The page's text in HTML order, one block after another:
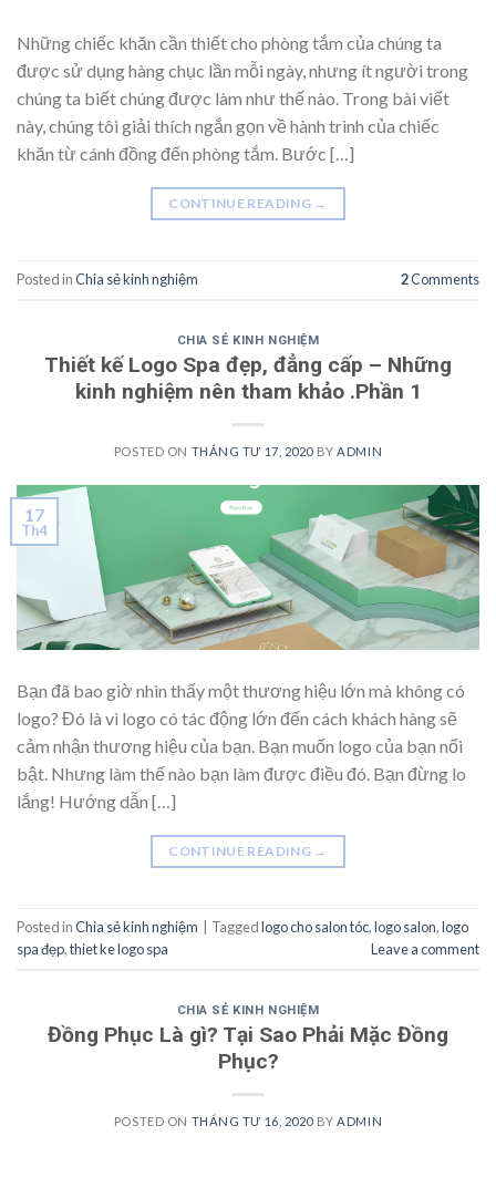
Những chiếc khăn cần thiết cho phòng tắm của chúng ta
được sử dụng hàng chục lần mỗi ngày, nhưng ít người trong
chúng ta biết chúng được làm như thế nào. Trong bài viết
này, chúng tôi giải thích ngắn gọn về hành trình của chiếc
khăn từ cánh đồng đến phòng tắm. Bước […]
CONTINUE READING →
Posted inChia sẻ kinh nghiệm 2Comments
CHIA SẺ KINH NGHIỆM
Thiết kế Logo Spa đẹp, đẳng cấp – Những
kinh nghiệm nên tham khảo .Phần 1
POSTED ON THÁNG TƯ 17, 2020 BYADMIN
17
Th4
Bạn đã bao giờ nhìn thấy một thương hiệu lớn mà không có
logo? Đó là vì logo có tác động lớn đến cách khách hàng sẽ
cảm nhận thương hiệu của bạn. Bạn muốn logo của bạn nổi
bật. Nhưng làm thế nào bạn làm được điều đó. Bạn đừng lo
lắng! Hướng dẫn […]
CONTINUE READING →
Posted inChia sẻ kinh nghiệm Taggedlogo cho salon tóc,logo salon,logo
spa đẹp,thiet ke logo spa Leave a comment
CHIA SẺ KINH NGHIỆM
Đồng Phục Là gì? Tại Sao Phải Mặc Đồng
Phục?
POSTED ON THÁNG TƯ 16, 2020 BYADMIN